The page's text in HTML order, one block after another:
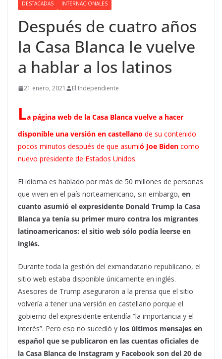
DESTACADAS INTERNACIONALES
Después de cuatro años
la Casa Blanca le vuelve
a hablar a los latinos
21 enero, 2021 El Independiente
La página web de la Casa Blanca vuelve a hacer
disponible una versión en castellano de su contenido
pocos minutos después de que asumió Joe Biden como
nuevo presidente de Estados Unidos.
El idioma es hablado por más de 50 millones de personas
que viven en el país norteamericano, sin embargo, en
cuanto asumió el expresidente Donald Trump la Casa
Blanca ya tenía su primer muro contra los migrantes
latinoamericanos: el sitio web sólo podía leerse en
inglés.
Durante toda la gestión del exmandatario republicano, el
sitio web estaba disponible únicamente en inglés.
Asesores de Trump aseguraron a la prensa que el sitio
volvería a tener una versión en castellano porque el
gobierno del expresidente entendía “la importancia y el
interés”. Pero eso no sucedió y los últimos mensajes en
español que se publicaron en las cuentas oficiales de
la Casa Blanca de Instagram y Facebook son del 20 de